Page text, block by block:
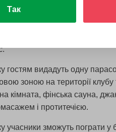
для двох
вирушить на денний
гостям видадуть одну
зоною на території
кімната, фінська сауна,
і протитечією.
учасники зможуть пограти
Так